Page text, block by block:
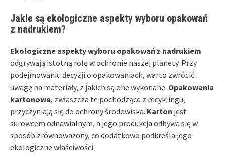
Jakie są ekologiczne aspekty wyboru opakowań
z nadrukiem?
Ekologiczne aspekty wyboru opakowań z nadrukiem
odgrywają istotną rolę w ochronie naszej planety. Przy
podejmowaniu decyzji o opakowaniach, warto zwrócić
uwagę na materiały, z jakich są one wykonane. Opakowania
kartonowe, zwłaszcza te pochodzące z recyklingu,
przyczyniają się do ochrony środowiska. Karton jest
surowcem odnawialnym, a jego produkcja odbywa się w
sposób zrównoważony, co dodatkowo podkreśla jego
ekologiczne właściwości.